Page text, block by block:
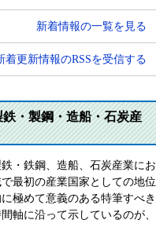
新着情報の一覧を見る
着更新情報のRSSを受信する
・製鋼・造船・石炭産
・鉄鋼、造船、石炭産業にお
最初の産業国家としての地位
極めて意義のある特筆すべき
軸に沿って示しているのが、